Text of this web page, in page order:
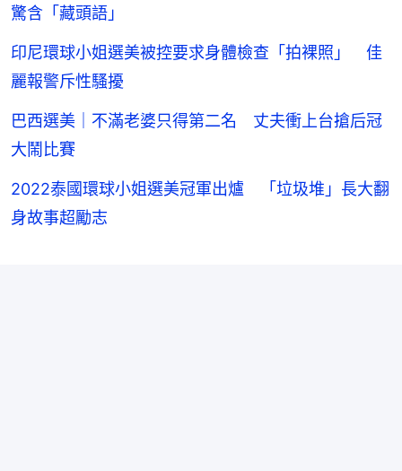
驚含「藏頭語」
印尼環球小姐選美被控要求身體檢查「拍裸照」 佳
麗報警斥性騷擾
巴西選美｜不滿老婆只得第二名 丈夫衝上台搶后冠
大鬧比賽
2022泰國環球小姐選美冠軍出爐 「垃圾堆」長大翻
身故事超勵志